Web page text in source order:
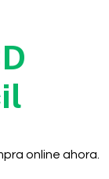
online ahora.